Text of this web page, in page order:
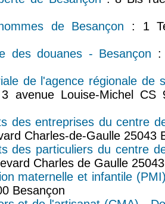
de Besançon : 1
des douanes - Besançon :
de l'agence régionale de
avenue Louise-Michel CS
des entreprises du centre
Charles-de-Gaulle 25043
des particuliers du centre
Charles de Gaulle
maternelle et infantile
Besançon